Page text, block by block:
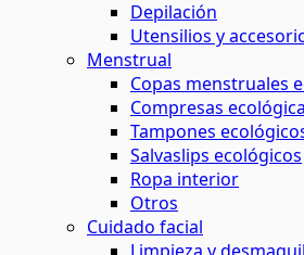
Depilación
Utensilios y
Menstrual
Copas menstruales
Compresas
Tampones
Salvaslips ecológicos
Ropa interior
Otros
Cuidado facial